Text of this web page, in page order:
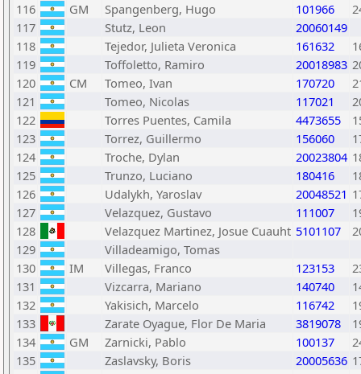
116
GM Spangenberg, Hugo 101966
117
Stutz, Leon
20060149
118
Tejedor, Julieta Veronica 161632
119
Toffoletto, Ramiro 20018983
120
CM Tomeo, Ivan 170720
121
Tomeo, Nicolas 117021
122
Torres Puentes, Camila 4473655
123
Torrez, Guillermo 156060
124
Troche, Dylan 20023804
125
Trunzo, Luciano 180416
126
Udalykh, Yaroslav 20048521
127
Velazquez, Gustavo 111007
128
Velazquez Martinez, Josue Cuauht 5101107
129
Villadeamigo, Tomas
130
IM Villegas, Franco 123153
131
Vizcarra, Mariano 140740
132
Yakisich, Marcelo 116742
133
Zarate Oyague, Flor De Maria 3819078
134
GM Zarnicki, Pablo 100137
135
Zaslavsky, Boris 20005636